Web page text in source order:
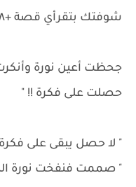
شوفتك بتقرأي قصة +١٨ قبل كده!
جحظت أعين نورة
حصلت على فكرة !! "
" لا حصل يبقى على
" صممت فنفخت نورة